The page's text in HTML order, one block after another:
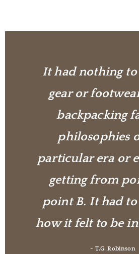
It had nothing
gear or
backpacking
philosophies
particular era or
getting from
point B. It had
how it felt to be
- T.G. Robinson